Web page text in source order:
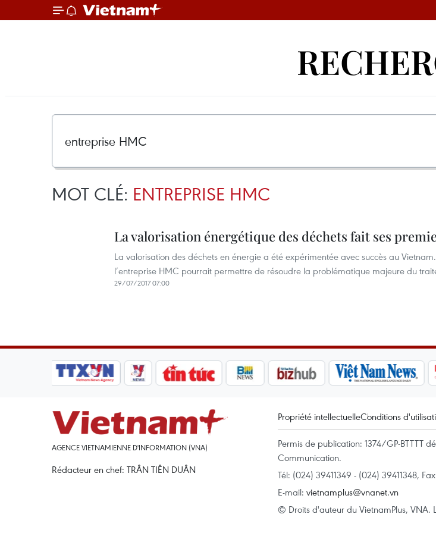
MOT CLÉ: ENTREPRISE HMC
La valorisation énergétique des déchets fait ses
La valorisation des déchets en énergie a été expérimentée avec succès au
l’entreprise HMC pourrait permettre de résoudre la problématique majeure du
29/07/2017 07:00
AGENCE VIETNAMIENNE D'INFORMATION (VNA)
Rédacteur en chef: TRÂN TIÊN DUÂN
Propriété intellectuelleConditions
Permis de publication: 1374/GP-BTTTT
Communication.
Tél: (024) 39411349 - (024) 39411348,
E-mail: vietnamplus@vnanet.vn
© Droits d'auteur du VietnamPlus, VNA.